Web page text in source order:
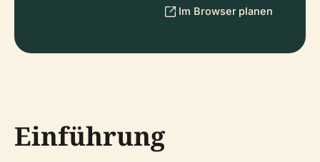
Im Browser planen
Einführung